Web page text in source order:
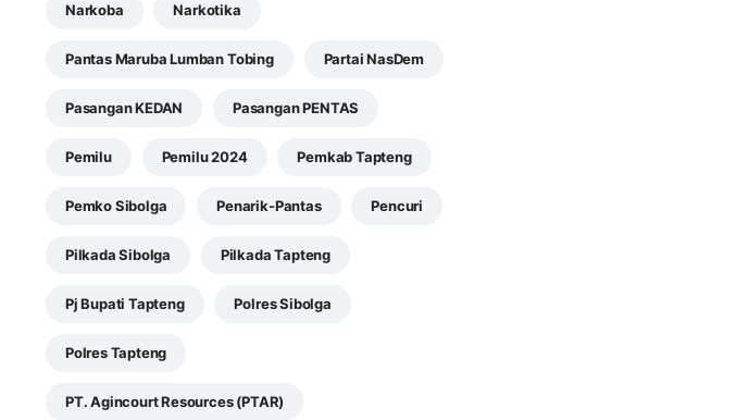
Narkoba Narkotika
Pantas Maruba Lumban Tobing Partai NasDem
Pasangan KEDAN Pasangan PENTAS
Pemilu Pemilu 2024 Pemkab Tapteng
Pemko Sibolga Penarik-Pantas Pencuri
Pilkada Sibolga Pilkada Tapteng
Pj Bupati Tapteng Polres Sibolga
Polres Tapteng
PT. Agincourt Resources (PTAR)